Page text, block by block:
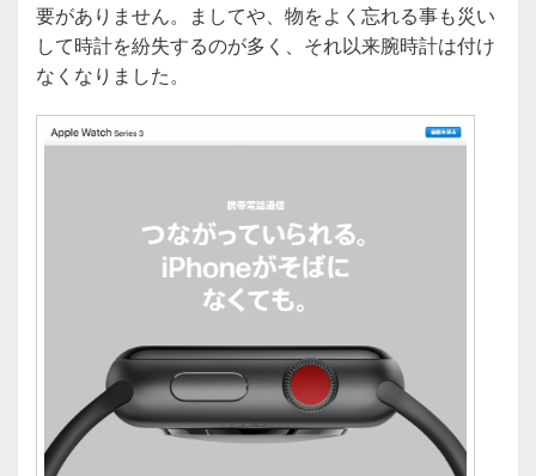
要がありません。ましてや、物をよく忘れる事も災い
して時計を紛失するのが多く、それ以来腕時計は付け
なくなりました。